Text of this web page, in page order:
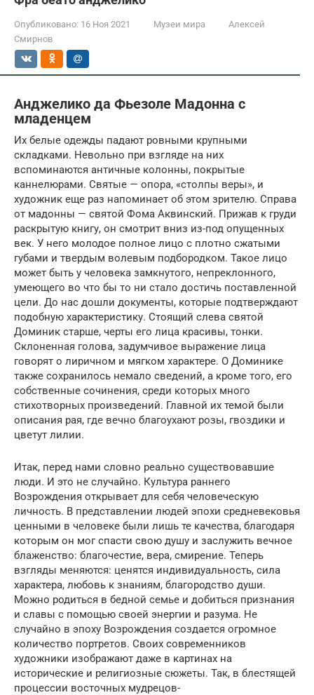
Опубликовано: 16 Ноя 2021 Музеи мира
Алексей
Смирнов
Анджелико да Фьезоле Мадонна с
младенцем
Их белые одежды падают ровными крупными
складками. Невольно при взгляде на них
вспоминаются античные колонны, покрытые
каннелюрами. Святые — опора, «столпы веры», и
художник еще раз напоминает об этом зрителю. Справа
от мадонны — святой Фома Аквинский. Прижав к груди
раскрытую книгу, он смотрит вниз из-под опущенных
век. У него молодое полное лицо с плотно сжатыми
губами и твердым волевым подбородком. Такое лицо
может быть у человека замкнутого, непреклонного,
умеющего во что бы то ни стало достичь поставленной
цели. До нас дошли документы, которые подтверждают
подобную характеристику. Стоящий слева святой
Доминик старше, черты его лица красивы, тонки.
Склоненная голова, задумчивое выражение лица
говорят о лиричном и мягком характере. О Доминике
также сохранилось немало сведений, а кроме того, его
собственные сочинения, среди которых много
стихотворных произведений. Главной их темой были
описания рая, где вечно благоухают розы, гвоздики и
цветут лилии.
Итак, перед нами словно реально существовавшие
люди. И это не случайно. Культура раннего
Возрождения открывает для себя человеческую
личность. В представлении людей эпохи средневековья
ценными в человеке были лишь те качества, благодаря
которым он мог спасти свою душу и заслужить вечное
блаженство: благочестие, вера, смирение. Теперь
взгляды меняются: ценятся индивидуальность, сила
характера, любовь к знаниям, благородство души.
Можно родиться в бедной семье и добиться признания
и славы с помощью своей энергии и разума. Не
случайно в эпоху Возрождения создается огромное
количество портретов. Своих современников
художники изображают даже в картинах на
исторические и религиозные сюжеты. Так, в блестящей
процессии восточных мудрецов-